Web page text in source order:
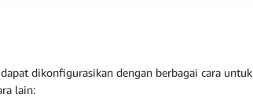
dikonfigurasikan dengan berbagai cara untuk
lain: